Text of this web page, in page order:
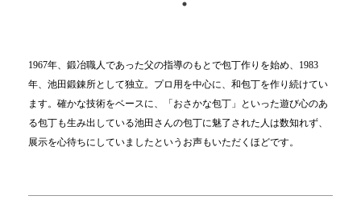
1967年、鍛冶職人であった父の指導のもとで包丁作りを始め、1983
年、池田鍛錬所として独立。プロ用を中心に、和包丁を作り続けてい
ます。確かな技術をベースに、「おさかな包丁」といった遊び心のあ
る包丁も生み出している池田さんの包丁に魅了された人は数知れず、
展示を心待ちにしていましたというお声もいただくほどです。